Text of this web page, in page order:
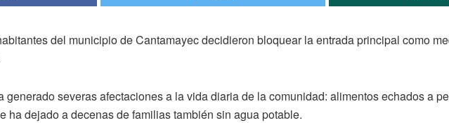
del municipio de Cantamayec decidieron bloquear la entrada principal como
severas afectaciones a la vida diaria de la comunidad: alimentos echados a
ha dejado a decenas de familias también sin agua potable.